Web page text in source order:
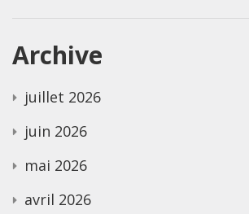
Archive
juillet 2026
juin 2026
mai 2026
avril 2026